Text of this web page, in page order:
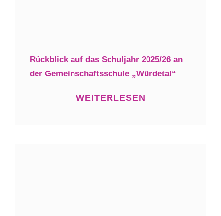
Rückblick auf das Schuljahr 2025/26 an
der Gemeinschaftsschule „Würdetal“
WEITERLESEN